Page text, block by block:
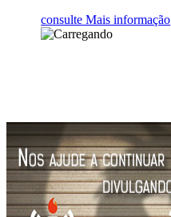
consulte Mais informação